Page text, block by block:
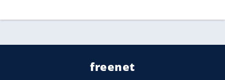
freenet